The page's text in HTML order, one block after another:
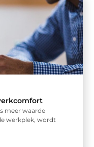
meer waarde
werkplek, wordt